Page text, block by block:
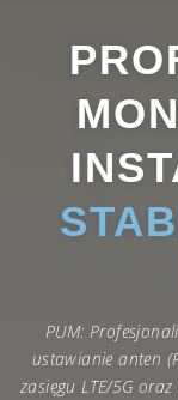
PUM:
ustawianie anten
zasięgu LTE/5G